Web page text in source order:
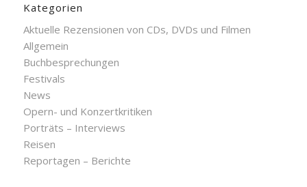
Kategorien
Aktuelle Rezensionen von CDs, DVDs und Filmen
Allgemein
Buchbesprechungen
Festivals
News
Opern- und Konzertkritiken
Porträts – Interviews
Reisen
Reportagen – Berichte